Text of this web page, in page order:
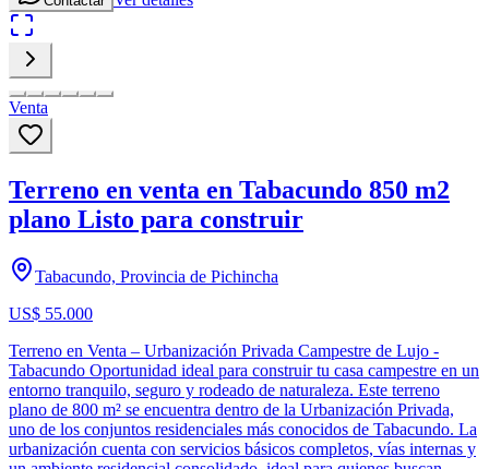
Venta
Terreno en venta en Tabacundo 850 m2
plano Listo para construir
Tabacundo, Provincia de Pichincha
US$ 55.000
Terreno en Venta – Urbanización Privada Campestre de Lujo -
Tabacundo Oportunidad ideal para construir tu casa campestre en un
entorno tranquilo, seguro y rodeado de naturaleza. Este terreno
plano de 800 m² se encuentra dentro de la Urbanización Privada,
uno de los conjuntos residenciales más conocidos de Tabacundo. La
urbanización cuenta con servicios básicos completos, vías internas y